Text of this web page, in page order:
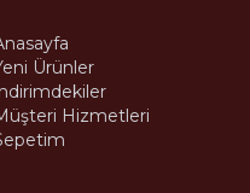
Ürünler
Hizmetleri